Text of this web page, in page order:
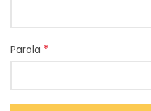
Parola *